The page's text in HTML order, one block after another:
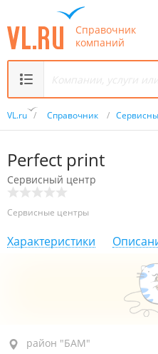
Справочник
компаний
VL.ru / Справочник /
Perfect print
Сервисный центр
Сервисные центры
Характеристики
район "БАМ", ул.
район "БАМ"